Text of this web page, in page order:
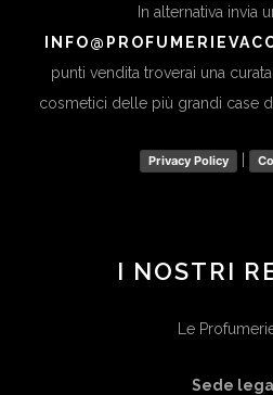
In alternativa invia
punti vendita troverai una
cosmetici delle più grandi case
Privacy Policy
I NOSTRI
Le Profumerie
Sede